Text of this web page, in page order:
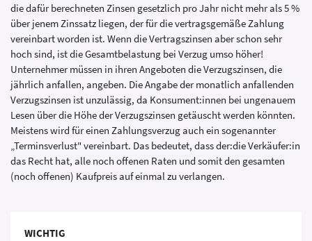
die dafür berechneten Zinsen gesetzlich pro Jahr nicht mehr als 5 %
über jenem Zinssatz liegen, der für die vertragsgemäße Zahlung
vereinbart worden ist. Wenn die Vertragszinsen aber schon sehr
hoch sind, ist die Gesamtbelastung bei Verzug umso höher!
Unternehmer müssen in ihren Angeboten die Verzugszinsen, die
jährlich anfallen, angeben. Die Angabe der monatlich anfallenden
Verzugszinsen ist unzulässig, da Konsument:innen bei ungenauem
Lesen über die Höhe der Verzugszinsen getäuscht werden könnten.
Meistens wird für einen Zahlungsverzug auch ein sogenannter
„Terminsverlust" vereinbart. Das bedeutet, dass der:die Verkäufer:in
das Recht hat, alle noch offenen Raten und somit den gesamten
(noch offenen) Kaufpreis auf einmal zu verlangen.
WICHTIG